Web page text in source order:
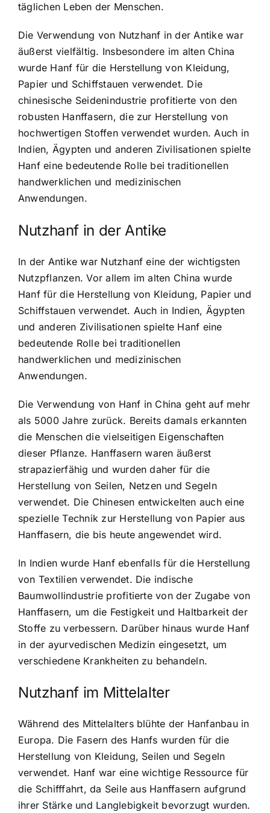
täglichen Leben der Menschen.
Die Verwendung von Nutzhanf in der Antike war
äußerst vielfältig. Insbesondere im alten China
wurde Hanf für die Herstellung von Kleidung,
Papier und Schiffstauen verwendet. Die
chinesische Seidenindustrie profitierte von den
robusten Hanffasern, die zur Herstellung von
hochwertigen Stoffen verwendet wurden. Auch in
Indien, Ägypten und anderen Zivilisationen spielte
Hanf eine bedeutende Rolle bei traditionellen
handwerklichen und medizinischen
Anwendungen.
Nutzhanf in der Antike
In der Antike war Nutzhanf eine der wichtigsten
Nutzpflanzen. Vor allem im alten China wurde
Hanf für die Herstellung von Kleidung, Papier und
Schiffstauen verwendet. Auch in Indien, Ägypten
und anderen Zivilisationen spielte Hanf eine
bedeutende Rolle bei traditionellen
handwerklichen und medizinischen
Anwendungen.
Die Verwendung von Hanf in China geht auf mehr
als 5000 Jahre zurück. Bereits damals erkannten
die Menschen die vielseitigen Eigenschaften
dieser Pflanze. Hanffasern waren äußerst
strapazierfähig und wurden daher für die
Herstellung von Seilen, Netzen und Segeln
verwendet. Die Chinesen entwickelten auch eine
spezielle Technik zur Herstellung von Papier aus
Hanffasern, die bis heute angewendet wird.
In Indien wurde Hanf ebenfalls für die Herstellung
von Textilien verwendet. Die indische
Baumwollindustrie profitierte von der Zugabe von
Hanffasern, um die Festigkeit und Haltbarkeit der
Stoffe zu verbessern. Darüber hinaus wurde Hanf
in der ayurvedischen Medizin eingesetzt, um
verschiedene Krankheiten zu behandeln.
Nutzhanf im Mittelalter
Während des Mittelalters blühte der Hanfanbau in
Europa. Die Fasern des Hanfs wurden für die
Herstellung von Kleidung, Seilen und Segeln
verwendet. Hanf war eine wichtige Ressource für
die Schifffahrt, da Seile aus Hanffasern aufgrund
ihrer Stärke und Langlebigkeit bevorzugt wurden.